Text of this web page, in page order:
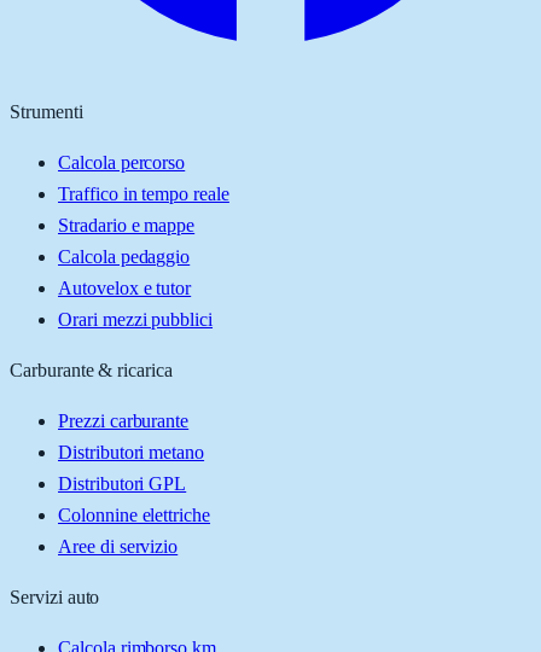
Strumenti
Calcola percorso
Traffico in tempo reale
Stradario e mappe
Calcola pedaggio
Autovelox e tutor
Orari mezzi pubblici
Carburante & ricarica
Prezzi carburante
Distributori metano
Distributori GPL
Colonnine elettriche
Aree di servizio
Servizi auto
Calcola rimborso km